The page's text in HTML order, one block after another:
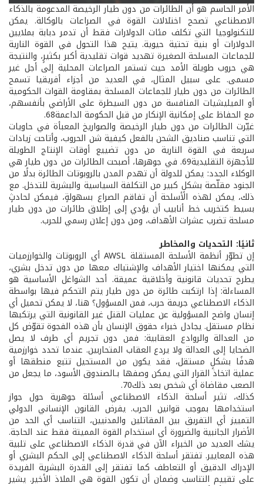
الأمر الحاسم هو أن الطائرات من دون طيار الرخيصة المدعومة بالذكاء
الاصطناعي تصحح اختلالات القوة في الصراعات بالوكالة. يمكن
للتكنولوجيا التي تكلف مئات الدولارات فقط أن تدمر دبابة بملايين
الدولارات أو بنية تحتية حيوية. يتيح هذا التحول في القوة النارية
للجماعات المسلحة الصغيرة تهديد قوات تقليدية أكبر بكثيرٍ، والنتيجة
هي حروب طويلة الأمد حيث تستمر الصراعات المحلية إلى أجل غير
مسمى. على سبيل المثال، في العديد من أجزاء أفريقيا تسمح
الطائرات من دون طيار للجماعات المسلحة بمقاومة القوات الحكومية
أو الميليشيات المنافسة من دون السيطرة على الأراضي بأنفسهم،
مع الحفاظ على إمكانية الإنكار من قبل الحكومة الداعمة68.
غيّرت الطائرات من دون طيار الرخيصة والصواريخ المعبأة في حاويات
التي تناسب صناديق الشحن بالفعل كيفية شن الحروب، وأتاحت زيادات
سريعة في القوة النارية من دون تضييع أوقات الإنتاج الطويلة
للأجهزة التقليدية69. في جوهرها، أصبحت الطائرات من دون طيار هي
الوكلاء الجدد: يمكن للدولة أن تهدم المدن بالروبوتات الطائرة بدلًا من
الجنود مقلّصة بشكلٍ كبير من التكلفة السياسية والبشرية للتدخل. مع
ذلك، يمكن لهذه الأسلحة أن تفاقم الصراع بسهولةٍ، فيمكن لحادثٍ
بسيط كتخريب خط أنابيب أن يؤدي إلى إطلاق طائرات من دون طيار
مسلحة تضرب عشرات الأهداف، ومن دون إعلان رسمي للحرب.
ثانيًا: التحديات والمخاطر
إن تطوّر أنظمة الأسلحة المستقلة AWSL أي الروبوتات والخوارزميات
التي يمكنها اختيار الأهداف والإشتباك معها من دون تدخل بشري،
يطرح تحديات قانونية وأخلاقية عميقة. أحد الشواغل الأساسية هو
المساءلة: إذا ارتكبت طائرة من دون طيار يتم التحكم فيها بواسطة
الذكاء الاصطناعي جريمة حرب، فمن المسؤول؟ هنا، لا يمكن تحميل أي
إنسان واضح المسؤولية عن عمليات القتل غير القانونية التي يرتكبها
نظام مستقل. يجادل خبراء حقوق الإنسان بأن هذه الفجوة تقوّض كل
من العدالة والروادع العقابية: فمن دون تجريم أي طرف لا يصل
الضحايا إلى العدالة ولا يردع العقاب المتحاربين. عندما تحدد خوارزمية
هدفًا بشكلٍ مستقل، فقد يكون من المستحيل تتبع منطقها أو
عملية اتخاذ القرار التي يمكن وصفها بـالصندوق الأسود، ما يجعل من
الصعب مقاضاة أي شخص بعد ذلك70.
كذلك، تثير أسلحة الذكاء الاصطناعي أسئلة جوهرية حول جواز
استخدامها بموجب قوانين الحرب. يفرض القانون الإنساني الدولي
التمييز أي التفريق بين المقاتلين والمدنيين، التناسب أي الحد من
الأضرار الجانبية والضرورة أي استخدام القوة المميتة فقط عند الحاجة.
يشك العديد من الخبراء الآن في قدرة الذكاء الاصطناعي على تلبية
هذه المعايير. تفتقر أسلحة الذكاء الاصطناعي إلى الحكم البشري أو
الإدراك الدقيق أو التعاطف كما تفتقر إلى القدرة البشرية الفريدة
على تقييم التناسب وضمان أن تكون القوة هي الملاذ الأخير. يشير